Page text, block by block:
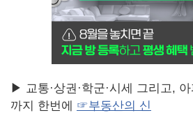
▶ 교통·상권·학군·시세 그리고,
까지 한번에 ☞부동산의 신